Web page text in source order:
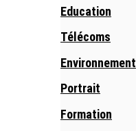
Education
Télécoms
Environnement
Portrait
Formation